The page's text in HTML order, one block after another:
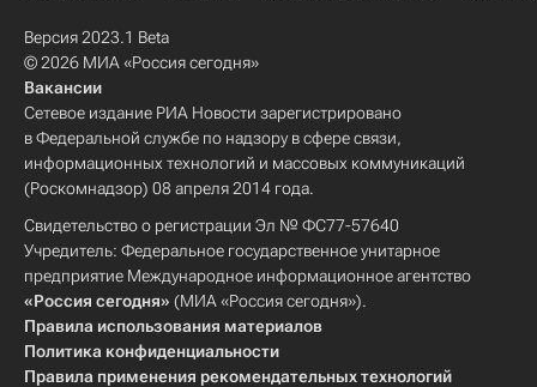
Версия 2023.1 Beta
© 2026 МИА «Россия сегодня»
Вакансии
Сетевое издание РИА Новости зарегистрировано
в Федеральной службе по надзору в сфере связи,
информационных технологий и массовых коммуникаций
(Роскомнадзор) 08 апреля 2014 года.
Свидетельство о регистрации Эл № ФС77-57640
Учредитель: Федеральное государственное унитарное
предприятие Международное информационное агентство
«Россия сегодня» (МИА «Россия сегодня»).
Правила использования материалов
Политика конфиденциальности
Правила применения рекомендательных технологий